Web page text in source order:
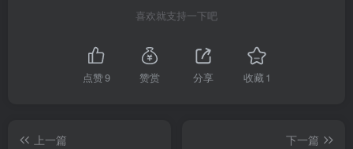
喜欢就支持一下吧
点赞9 赞赏 分享 收藏1
上一篇
下一篇